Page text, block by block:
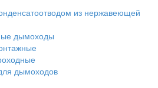
из нержавеющей
дымоходы
дымоходов